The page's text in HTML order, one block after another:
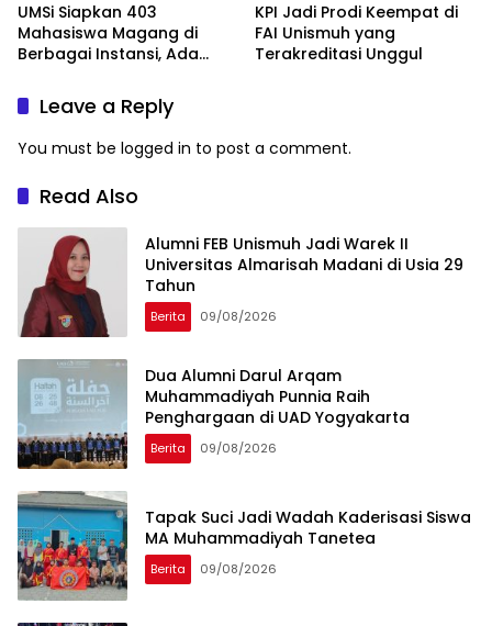
UMSi Siapkan 403
Mahasiswa Magang di
Berbagai Instansi, Ada
Taiwan
KPI Jadi Prodi Keempat di
FAI Unismuh yang
Terakreditasi Unggul
Leave a Reply
You must be logged in to post a comment.
Read Also
Alumni FEB Unismuh Jadi Warek II
Universitas Almarisah Madani di Usia 29
Tahun
Berita 09/08/2026
Dua Alumni Darul Arqam
Muhammadiyah Punnia Raih
Penghargaan di UAD Yogyakarta
Berita 09/08/2026
Tapak Suci Jadi Wadah Kaderisasi Siswa
MA Muhammadiyah Tanetea
Berita 09/08/2026